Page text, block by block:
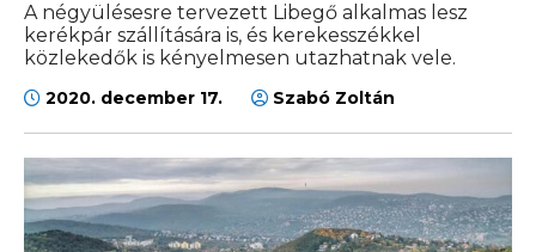
A négyülésesre tervezett Libegő alkalmas lesz
kerékpár szállítására is, és kerekesszékkel
közlekedők is kényelmesen utazhatnak vele.
2020. december 17. Szabó Zoltán